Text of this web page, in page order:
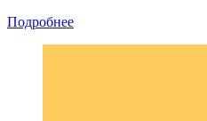
Подробнее